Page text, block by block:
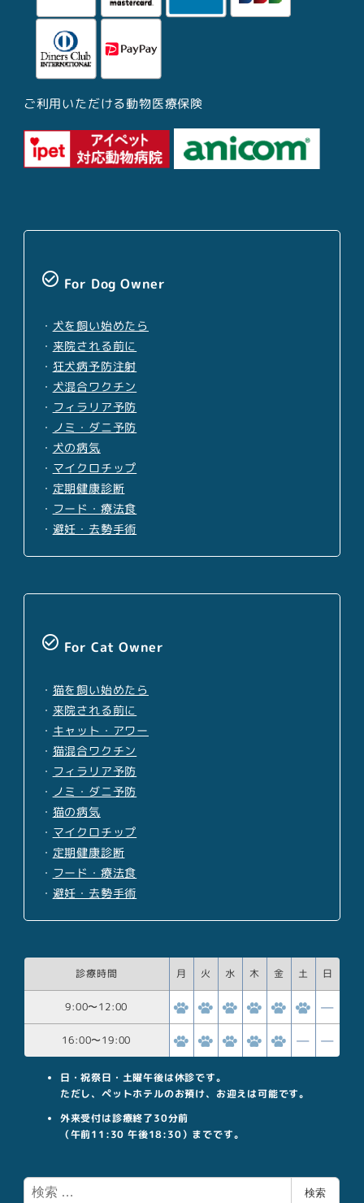
ご利用いただける動物医療保険
check_circle_outline For Dog Owner
・ 犬を飼い始めたら
・ 来院される前に
・ 狂犬病予防注射
・ 犬混合ワクチン
・ フィラリア予防
・ ノミ・ダニ予防
・ 犬の病気
・ マイクロチップ
・ 定期健康診断
・ フード・療法食
・ 避妊・去勢手術
check_circle_outline For Cat Owner
・ 猫を飼い始めたら
・ 来院される前に
・ キャット・アワー
・ 猫混合ワクチン
・ フィラリア予防
・ ノミ・ダニ予防
・ 猫の病気
・ マイクロチップ
・ 定期健康診断
・ フード・療法食
・ 避妊・去勢手術
診療時間 月 火 水 木 金 土 日
9:00〜12:00
16:00〜19:00
日・祝祭日・土曜午後は休診です。
ただし、ペットホテルのお預け、お迎えは可能です。
外来受付は診療終了30分前
（午前11:30 午後18:30）までです。
検
検索